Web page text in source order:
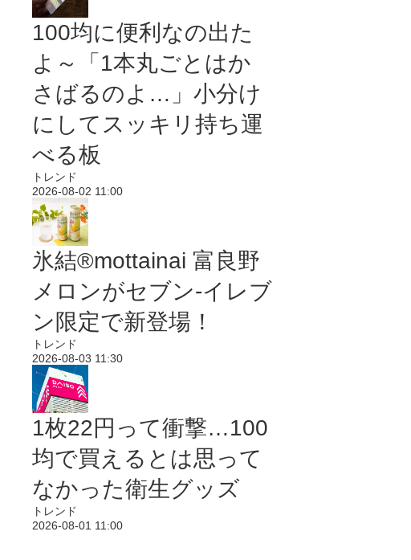
100均に便利なの出た
よ～「1本丸ごとはか
さばるのよ…」小分け
にしてスッキリ持ち運
べる板
トレンド
2026-08-02 11:00
氷結®mottainai 富良野
メロンがセブン‐イレブ
ン限定で新登場！
トレンド
2026-08-03 11:30
1枚22円って衝撃…100
均で買えるとは思って
なかった衛生グッズ
トレンド
2026-08-01 11:00